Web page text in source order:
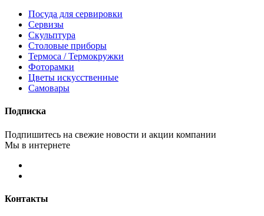
Посуда для сервировки
Сервизы
Скульптура
Столовые приборы
Термоса / Термокружки
Фоторамки
Цветы искусственные
Самовары
Подписка
Подпишитесь на свежие новости и акции компании
Мы в интернете
Контакты